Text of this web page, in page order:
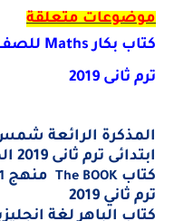
موضوعات متعلقة
كتاب بكارMaths للصف
ترم ثانى 2019
المذكرة الرائعة
ابتدائى ترم ثانى 2019 المنهج الجديد
كتاب The BOOK منهج
ترم ثاني 2019
كتاب الباهر لغة